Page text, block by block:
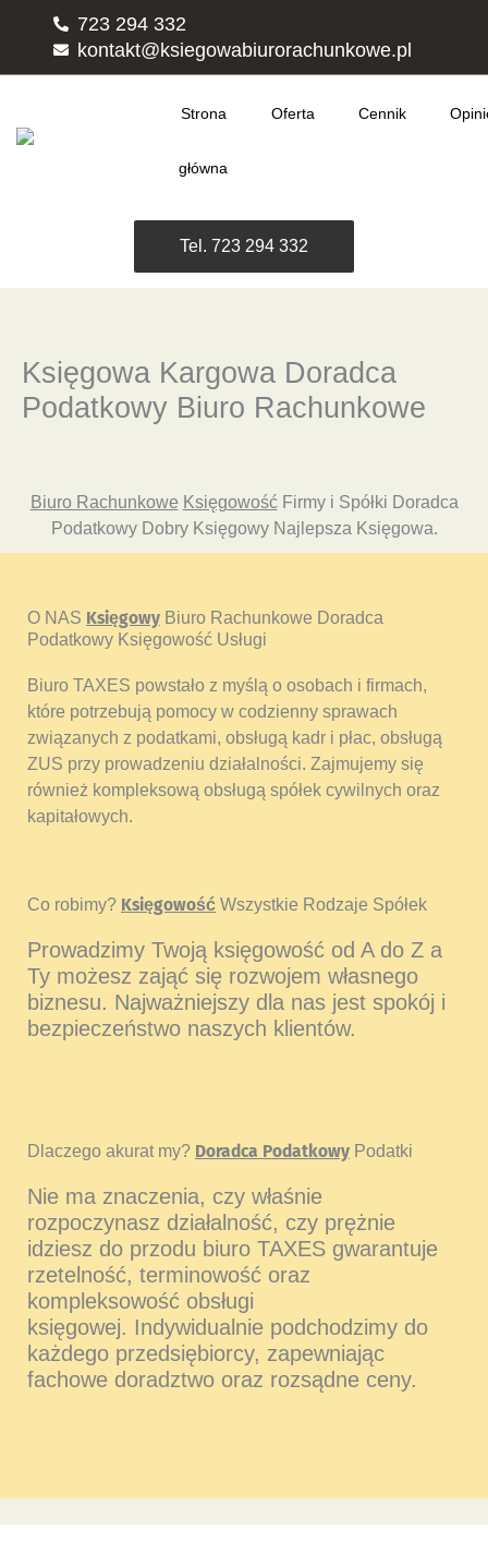
723 294 332
kontakt@ksiegowabiurorachunkowe.pl
Strona
główna
Oferta Cennik
Tel. 723 294 332
Księgowa Kargowa Doradca
Podatkowy Biuro Rachunkowe
Biuro Rachunkowe KsięgowośćFirmy i Spółki Doradca
Podatkowy Dobry Księgowy Najlepsza Księgowa.
O NAS Księgowy Biuro Rachunkowe Doradca
Podatkowy Księgowość Usługi
Biuro TAXES powstało z myślą o osobach i firmach,
które potrzebują pomocy w codzienny sprawach
związanych z podatkami, obsługą kadr i płac, obsługą
ZUS przy prowadzeniu działalności. Zajmujemy się
również kompleksową obsługą spółek cywilnych oraz
kapitałowych.
Co robimy? Księgowość Wszystkie Rodzaje Spółek
Prowadzimy Twoją księgowość od A do Z a
Ty możesz zająć się rozwojem własnego
biznesu. Najważniejszy dla nas jest spokój i
bezpieczeństwo naszych klientów.
Dlaczego akurat my? Doradca Podatkowy Podatki
Nie ma znaczenia, czy właśnie
rozpoczynasz działalność, czy prężnie
idziesz do przodu biuro TAXES gwarantuje
rzetelność, terminowość oraz
kompleksowość obsługi
księgowej. Indywidualnie podchodzimy do
każdego przedsiębiorcy, zapewniając
fachowe doradztwo oraz rozsądne ceny.